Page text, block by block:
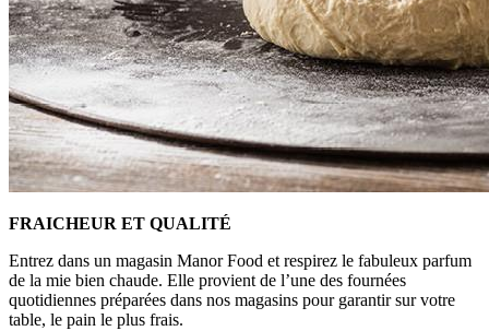
FRAICHEUR ET QUALITÉ
Entrez dans un magasin Manor Food et respirez le fabuleux parfum
de la mie bien chaude. Elle provient de l’une des fournées
quotidiennes préparées dans nos magasins pour garantir sur votre
table, le pain le plus frais.